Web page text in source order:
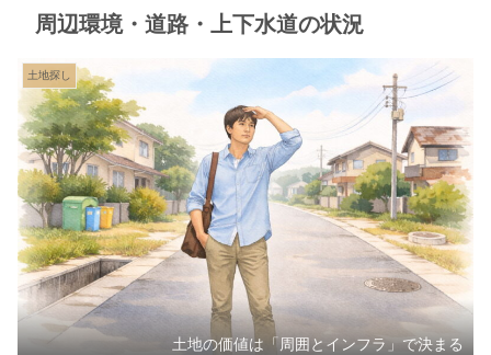
周辺環境・道路・上下水道の状況
土地探し
土地の価値は「周囲とインフラ」で決まる